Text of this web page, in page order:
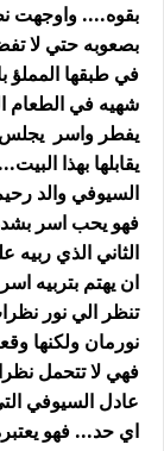
بقوه.... واوجهت
بصعوبه حتي لا
في طبقها المملؤ
شهيه في الطعام
يفطر واسر يجلس
يقابلها بهذا
السيوفي والد
فهو يحب اسر
الثاني الذي
ان يهتم بتربيه
تنظر الي نور
نورمان ولكنها
فهي لا تتحمل
عادل السيوفي
اي حد... فهو